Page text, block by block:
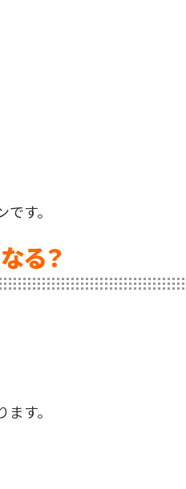
す。
る？
す。